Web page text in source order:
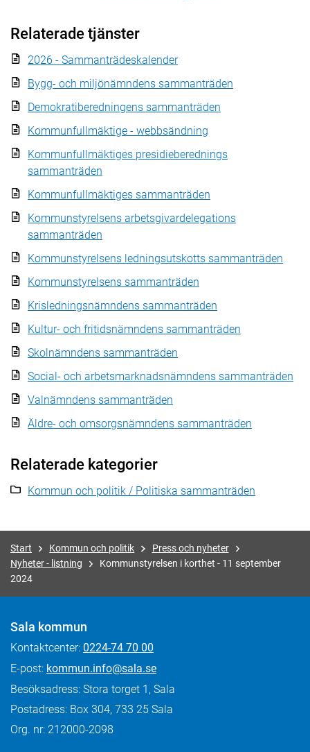
Relaterade tjänster
2026 - Sammanträdeskalender
Bygg- och miljönämndens sammanträden
Demokratiberedningens sammanträden
Kommunfullmäktige - webbsändning
Kommunfullmäktiges presidieberednings
sammanträden
Kommunfullmäktiges sammanträden
Kommunstyrelsens arbetsgivardelegations
sammanträden
Kommunstyrelsens ledningsutskotts sammanträden
Kommunstyrelsens sammanträden
Krisledningsnämndens sammanträden
Kultur- och fritidsnämndens sammanträden
Skolnämndens sammanträden
Social- och arbetsmarknadsnämndens sammanträden
Valnämndens sammanträden
Äldre- och omsorgsnämndens sammanträden
Relaterade kategorier
Kommun och politik / Politiska sammanträden
Start Kommun och politik
Press och nyheter
Nyheter - listning
Kommunstyrelsen i korthet - 11 september
2024
Sala kommun
Kontaktcenter: 0224-74 70 00
E-post: kommun.info@sala.se
Besöksadress: Stora torget 1, Sala
Postadress: Box 304, 733 25 Sala
Org. nr: 212000-2098